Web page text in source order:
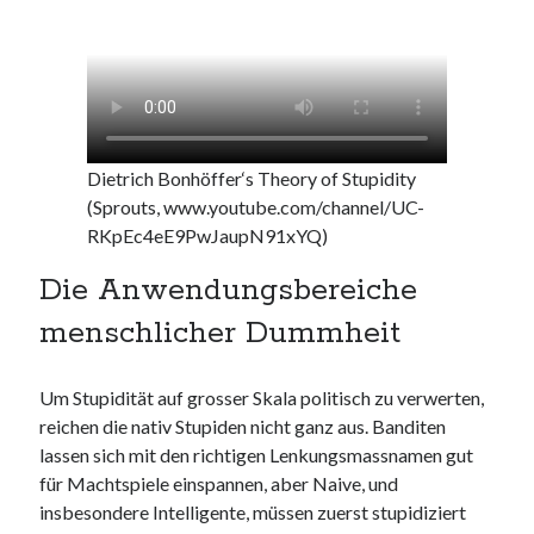
Dietrich Bonhöffer‘s Theory of Stupidity
(Sprouts, www.youtube.com/channel/UC-
RKpEc4eE9PwJaupN91xYQ)
Die Anwendungsbereiche
menschlicher Dummheit
Um Stupidität auf grosser Skala politisch zu verwerten,
reichen die nativ Stupiden nicht ganz aus. Banditen
lassen sich mit den richtigen Lenkungsmassnamen gut
für Machtspiele einspannen, aber Naive, und
insbesondere Intelligente, müssen zuerst stupidiziert